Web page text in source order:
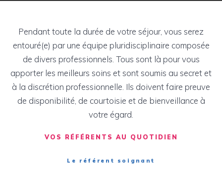
Pendant toute la durée de votre séjour, vous serez
entouré(e) par une équipe pluridisciplinaire composée
de divers professionnels. Tous sont là pour vous
apporter les meilleurs soins et sont soumis au secret et
à la discrétion professionnelle. Ils doivent faire preuve
de disponibilité, de courtoisie et de bienveillance à
votre égard.
VOS RÉFÉRENTS AU QUOTIDIEN
Le référent soignant